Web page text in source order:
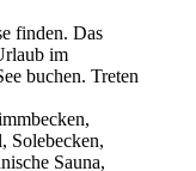
finden. Das
im
buchen. Treten
Solebecken,
Sauna,